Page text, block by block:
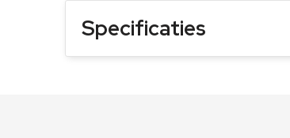
Specificaties